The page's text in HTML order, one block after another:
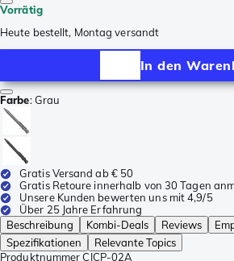
Vorrätig
Heute bestellt, Montag versandt
In den
Farbe:Grau
Gratis Versand ab € 50
Gratis Retoure innerhalb von 30 Tagen
Unsere Kunden bewerten uns mit 4,9/5
Über 25 Jahre Erfahrung
Beschreibung
Kombi-Deals Reviews
Spezifikationen
Relevante Topics
Produktnummer CICP-02A